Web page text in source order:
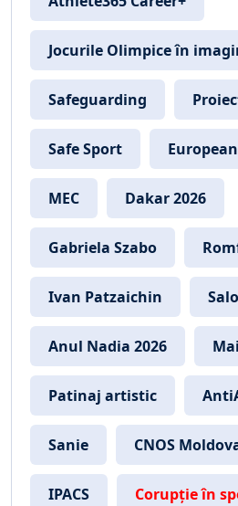
Jocurile Olimpice în
Safeguarding
Safe Sport
MEC Dakar 2026
Gabriela Szabo
Ivan Patzaichin
Anul Nadia 2026
Patinaj artistic
Sanie CNOS
IPACS Corupție în